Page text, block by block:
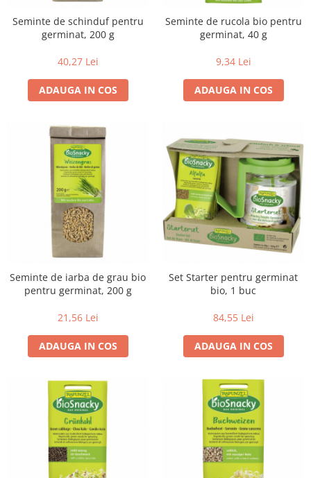
Seminte de schinduf pentru
germinat, 200 g
40,27 Lei
ADAUGA IN COS
Seminte de rucola bio pentru
germinat, 40 g
9,34 Lei
ADAUGA IN COS
Seminte de iarba de grau bio
pentru germinat, 200 g
21,56 Lei
ADAUGA IN COS
Set Starter pentru germinat
bio, 1 buc
84,55 Lei
ADAUGA IN COS